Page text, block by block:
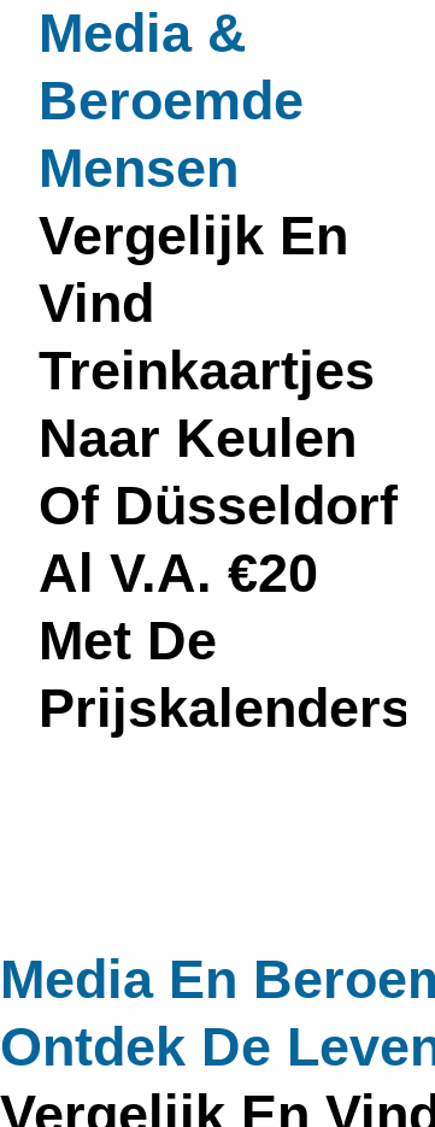
Media &
Beroemde
Mensen
Vergelijk En
Vind
Treinkaartjes
Naar Keulen
Of Düsseldorf
Al V.a. €20
Met De
Prijskalenders
Media En
Ontdek De
Vergelijk En